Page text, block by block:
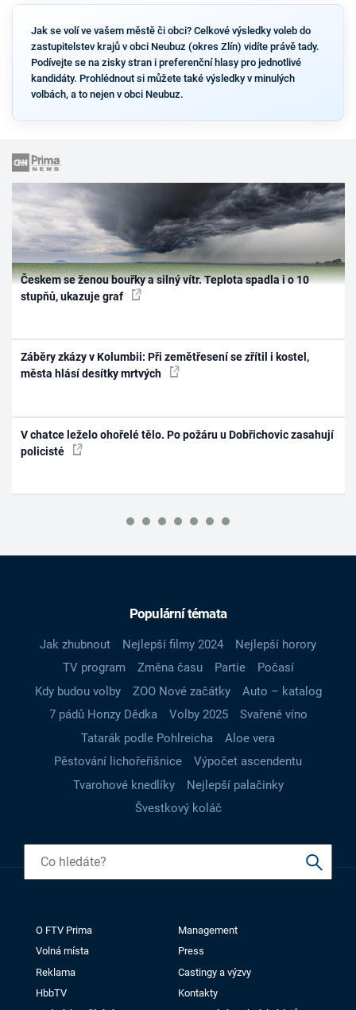
Jak se volí ve vašem městě či obci? Celkové výsledky voleb do
zastupitelstev krajů v obci Neubuz (okres Zlín) vidíte právě tady.
Podívejte se na zisky stran i preferenční hlasy pro jednotlivé
kandidáty. Prohlédnout si můžete také výsledky v minulých
volbách, a to nejen v obci Neubuz.
Českem se ženou bouřky a silný vítr. Teplota spadla i o 10
stupňů, ukazuje graf
Záběry zkázy v Kolumbii: Při zemětřesení se zřítil i kostel,
města hlásí desítky mrtvých
V chatce leželo ohořelé tělo. Po požáru u Dobřichovic zasahují
policisté
Populární témata
Jak zhubnout Nejlepší filmy 2024
Nejlepší horory
TV program
Změna času Partie
Počasí
Kdy budou volby
ZOO Nové začátky
Auto – katalog
7 pádů Honzy Dědka
Volby 2025
Svařené víno
Tatarák podle Pohlreicha
Aloe vera
Pěstování lichořeřišnice
Výpočet ascendentu
Tvarohové knedlíky
Nejlepší palačinky
Švestkový koláč
O FTV Prima
Management
Volná místa
Press
Reklama
Castingy a výzvy
HbbTV
Kontakty